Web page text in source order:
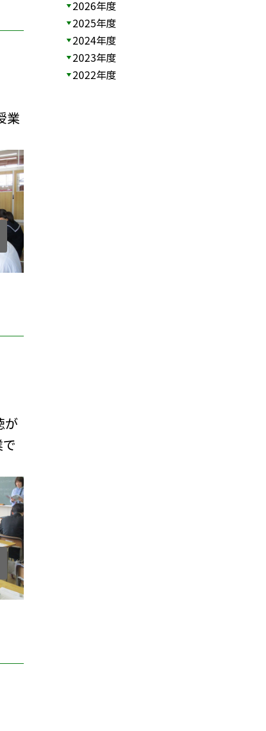
業
が
2026年度
2025年度
2024年度
2023年度
2022年度